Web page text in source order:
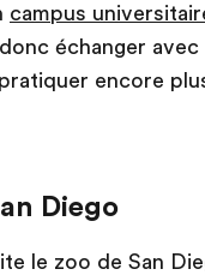
campus
échanger
encore
Diego
le zoo de San